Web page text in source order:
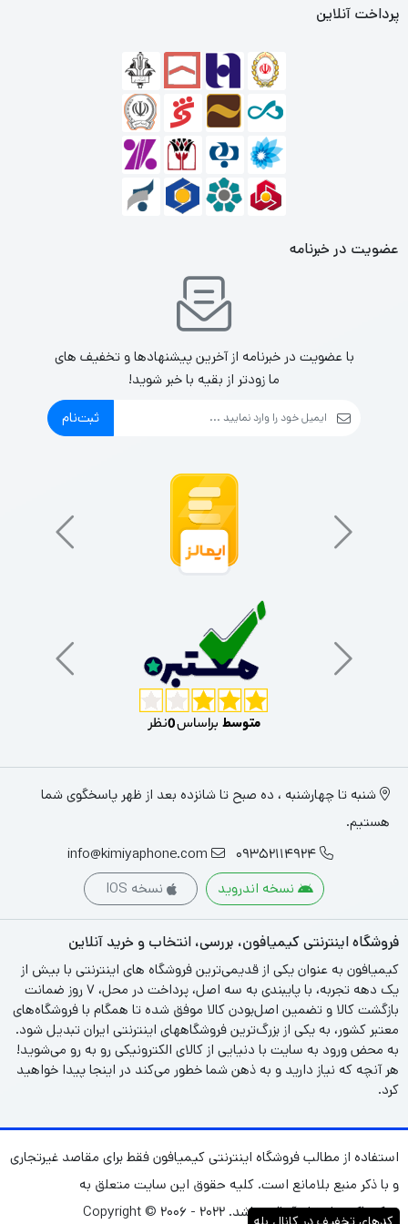
سازگاری: اطمینان حاصل کنید که هندزفری انتخابی شما با دستگاه‌های
قیمت: هندزفری‌های انکر معمولاً در رده قیمت متوسط قرار دارند و با
توجه به کیفیت و ویژگی‌های آن‌ها، ارزش خرید بالایی دارند.
نقد و بررسی‌ها: قبل از خرید، بررسی‌ها و نظرات کاربران را مطالعه کنید تا
از کیفیت و عملکرد مدل مورد نظر مطمئن شوید.
اگر سوال خاصی درباره هندزفری‌های انکر دارید یا به اطلاعات بیشتری
نیاز دارید، لطفاً بفرمایید!
پرداخت آنلاین
عضویت در خبرنامه
با عضویت در خبرنامه از آخرین پیشنهادها و تخفیف های
ما زودتر از بقیه با خبر شوید!
ثبت‌نام
شنبه تا چهارشنبه ، ده صبح تا شانزده بعد از ظهر پاسخگوی شما
هستیم.
09352114924
info@kimiyaphone.com
نسخه اندروید
نسخه IOS
فروشگاه اینترنتی کیمیافون، بررسی، انتخاب و خرید آنلاین
کیمیافون به عنوان یکی از قدیمی‌ترین فروشگاه های اینترنتی با بیش از
یک دهه تجربه، با پایبندی به سه اصل، پرداخت در محل، ۷ روز ضمانت
بازگشت کالا و تضمین اصل‌بودن کالا موفق شده تا همگام با فروشگاه‌های
معتبر کشور، به یکی از بزرگ‌ترین فروشگاههای اینترنتی ایران تبدیل شود.
به محض ورود به سایت با دنیایی از کالای الکترونیکی رو به رو می‌شوید!
هر آنچه که نیاز دارید و به ذهن شما خطور می‌کند در اینجا پیدا خواهید
کرد.
استفاده از مطالب فروشگاه اینترنتی کیمیافون فقط برای مقاصد غیرتجاری
و با ذکر منبع بلامانع است. کلیه حقوق این سایت متعلق به
شرکت(کیمیا نشان آریا)می‌باشد. Copyright © ۲۰۰۶ - ۲۰۲۲